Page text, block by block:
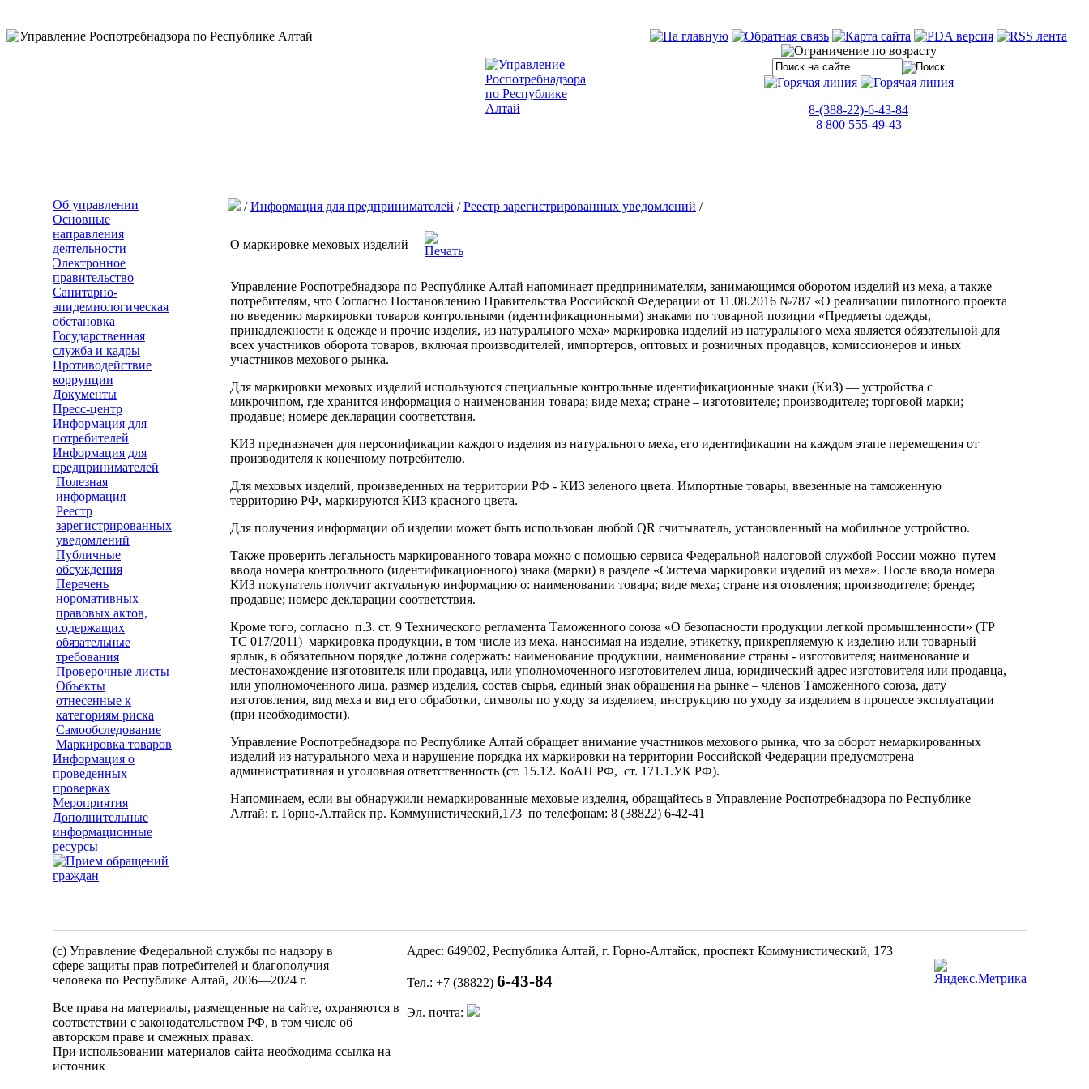
8-(388-22)-6-43-84
8 800 555-49-43
Об управлении
Основные
направления
деятельности
Электронное
правительство
Санитарно-
эпидемиологическая
обстановка
Государственная
служба и кадры
Противодействие
коррупции
Документы
Пресс-центр
Информация для
потребителей
Информация для
предпринимателей
Полезная
информация
Реестр
зарегистрированных
уведомлений
Публичные
обсуждения
Перечень
норомативных
правовых актов,
содержащих
обязательные
требования
Проверочные листы
Объекты
отнесенные к
категориям риска
Самообследование
Маркировка товаров
Информация о
проведенных
проверках
Мероприятия
Дополнительные
информационные
ресурсы
/Информация для предпринимателей /Реестр зарегистрированных уведомлений /
О маркировке меховых изделий
Управление Роспотребнадзора по Республике Алтай напоминает предпринимателям, занимающимся оборотом изделий из меха, а также
потребителям, что Согласно Постановлению Правительства Российской Федерации от 11.08.2016 №787 «О реализации пилотного проекта
по введению маркировки товаров контрольными (идентификационными) знаками по товарной позиции «Предметы одежды,
принадлежности к одежде и прочие изделия, из натурального меха» маркировка изделий из натурального меха является обязательной для
всех участников оборота товаров, включая производителей, импортеров, оптовых и розничных продавцов, комиссионеров и иных
участников мехового рынка.
Для маркировки меховых изделий используются специальные контрольные идентификационные знаки (КиЗ) — устройства с
микрочипом, где хранится информация о наименовании товара; виде меха; стране – изготовителе; производителе; торговой марки;
продавце; номере декларации соответствия.
КИЗ предназначен для персонификации каждого изделия из натурального меха, его идентификации на каждом этапе перемещения от
производителя к конечному потребителю.
Для меховых изделий, произведенных на территории РФ - КИЗ зеленого цвета. Импортные товары, ввезенные на таможенную
территорию РФ, маркируются КИЗ красного цвета.
Для получения информации об изделии может быть использован любой QR считыватель, установленный на мобильное устройство.
Также проверить легальность маркированного товара можно с помощью сервиса Федеральной налоговой службой России можно путем
ввода номера контрольного (идентификационного) знака (марки) в разделе «Система маркировки изделий из меха». После ввода номера
КИЗ покупатель получит актуальную информацию о: наименовании товара; виде меха; стране изготовления; производителе; бренде;
продавце; номере декларации соответствия.
Кроме того, согласно п.3. ст. 9 Технического регламента Таможенного союза «О безопасности продукции легкой промышленности» (ТР
ТС 017/2011) маркировка продукции, в том числе из меха, наносимая на изделие, этикетку, прикрепляемую к изделию или товарный
ярлык, в обязательном порядке должна содержать: наименование продукции, наименование страны - изготовителя; наименование и
местонахождение изготовителя или продавца, или уполномоченного изготовителем лица, юридический адрес изготовителя или продавца,
или уполномоченного лица, размер изделия, состав сырья, единый знак обращения на рынке – членов Таможенного союза, дату
изготовления, вид меха и вид его обработки, символы по уходу за изделием, инструкцию по уходу за изделием в процессе эксплуатации
(при необходимости).
Управление Роспотребнадзора по Республике Алтай обращает внимание участников мехового рынка, что за оборот немаркированных
изделий из натурального меха и нарушение порядка их маркировки на территории Российской Федерации предусмотрена
административная и уголовная ответственность (ст. 15.12. КоАП РФ, ст. 171.1.УК РФ).
Напоминаем, если вы обнаружили немаркированные меховые изделия, обращайтесь в Управление Роспотребнадзора по Республике
Алтай: г. Горно-Алтайск пр. Коммунистический,173 по телефонам: 8 (38822) 6-42-41
(c) Управление Федеральной службы по надзору в
сфере защиты прав потребителей и благополучия
человека по Республике Алтай, 2006—2024 г.
Все права на материалы, размещенные на сайте, охраняются в
соответствии с законодательством РФ, в том числе об
авторском праве и смежных правах.
При использовании материалов сайта необходима ссылка на
источник
Адрес: 649002, Республика Алтай, г. Горно-Алтайск, проспект Коммунистический, 173
Тел.: +7 (38822) 6-43-84
Эл. почта: